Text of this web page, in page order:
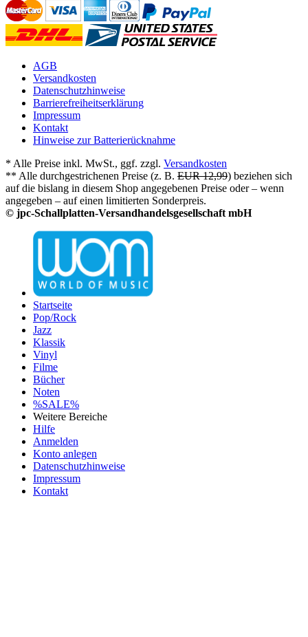
AGB
Versandkosten
Datenschutzhinweise
Barrierefreiheitserklärung
Impressum
Kontakt
Hinweise zur Batterierücknahme
* Alle Preise inkl. MwSt., ggf. zzgl. Versandkosten
** Alle durchgestrichenen Preise (z. B. EUR 12,99) beziehen sich
auf die bislang in diesem Shop angegebenen Preise oder – wenn
angegeben – auf einen limitierten Sonderpreis.
© jpc-Schallplatten-Versandhandelsgesellschaft mbH
Startseite
Pop/Rock
Jazz
Klassik
Vinyl
Filme
Bücher
Noten
%SALE%
Weitere Bereiche
Hilfe
Anmelden
Konto anlegen
Datenschutzhinweise
Impressum
Kontakt